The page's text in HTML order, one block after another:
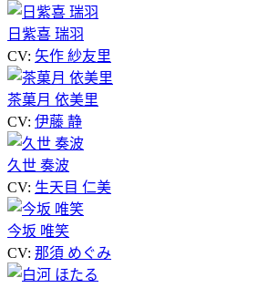
日紫喜 瑞羽
CV: 矢作 紗友里
茶菓月 依美里
CV: 伊藤 静
久世 奏波
CV: 生天目 仁美
今坂 唯笑
CV: 那須 めぐみ